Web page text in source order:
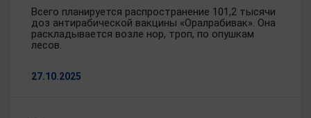
Всего планируется распространение 101,2 тысячи
доз антирабической вакцины «Оралрабивак». Она
раскладывается возле нор, троп, по опушкам
лесов.
27.10.2025